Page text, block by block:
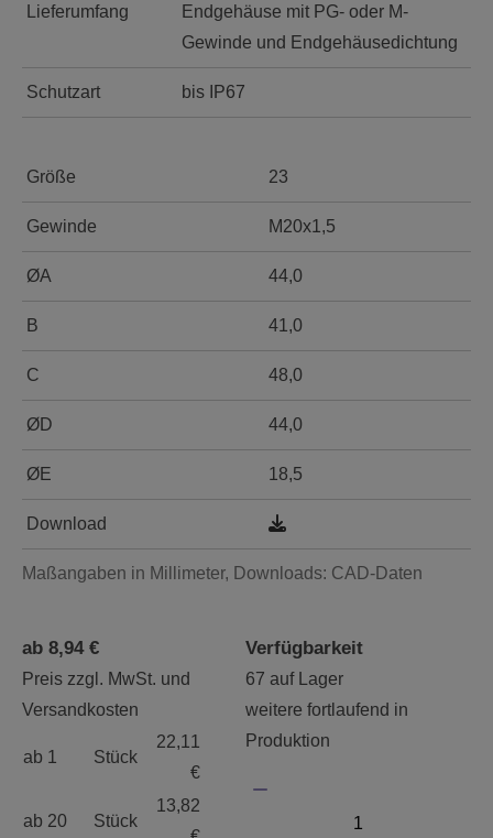
Lieferumfang
Endgehäuse mit PG- oder M-
Gewinde und Endgehäusedichtung
Schutzart bis IP67
Maßangaben in Millimeter, Downloads: CAD-Daten
Größe 23
Gewinde M20x1,5
ØA 44,0
B 41,0
C 48,0
ØD 44,0
ØE 18,5
Download
ab 8,94 €
Preis zzgl. MwSt. und
Versandkosten
ab 1 Stück
22,11
€
ab 20 Stück
13,82
Verfügbarkeit
67 auf Lager
weitere fortlaufend in
Produktion